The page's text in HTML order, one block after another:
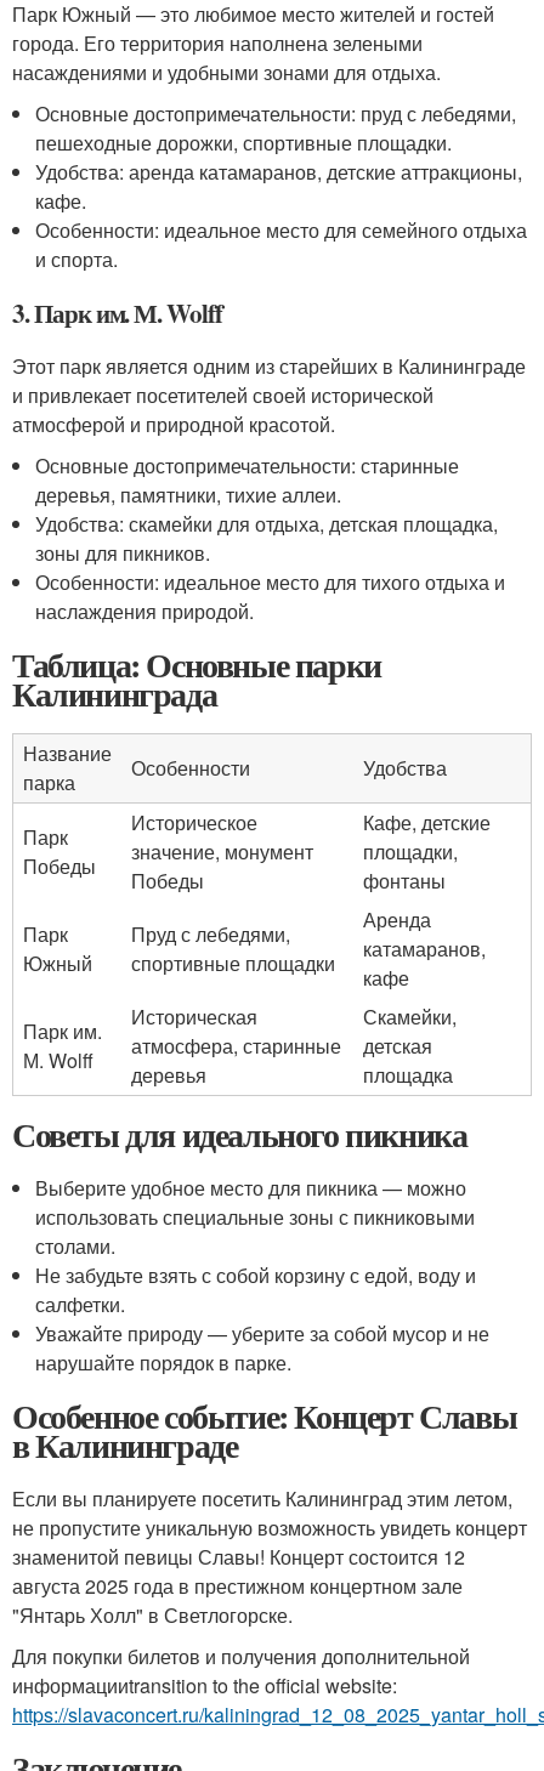
Парк Южный — это любимое место жителей и гостей
города. Его территория наполнена зелеными
насаждениями и удобными зонами для отдыха.
Основные достопримечательности: пруд с лебедями,
пешеходные дорожки, спортивные площадки.
Удобства: аренда катамаранов, детские аттракционы,
кафе.
Особенности: идеальное место для семейного отдыха
и спорта.
3. Парк им. М. Wolff
Этот парк является одним из старейших в Калининграде
и привлекает посетителей своей исторической
атмосферой и природной красотой.
Основные достопримечательности: старинные
деревья, памятники, тихие аллеи.
Удобства: скамейки для отдыха, детская площадка,
зоны для пикников.
Особенности: идеальное место для тихого отдыха и
наслаждения природой.
Таблица: Основные парки
Калининграда
Название
парка
Особенности Удобства
Парк
Победы
Историческое
значение, монумент
Победы
Кафе, детские
площадки,
фонтаны
Парк
Южный
Пруд с лебедями,
спортивные площадки
Аренда
катамаранов,
кафе
Парк им.
М. Wolff
Историческая
атмосфера, старинные
деревья
Скамейки,
детская
площадка
Советы для идеального пикника
Выберите удобное место для пикника — можно
использовать специальные зоны с пикниковыми
столами.
Не забудьте взять с собой корзину с едой, воду и
салфетки.
Уважайте природу — уберите за собой мусор и не
нарушайте порядок в парке.
Особенное событие: Концерт Славы
в Калининграде
Если вы планируете посетить Калининград этим летом,
не пропустите уникальную возможность увидеть концерт
знаменитой певицы Славы! Концерт состоится 12
августа 2025 года в престижном концертном зале
"Янтарь Холл" в Светлогорске.
Для покупки билетов и получения дополнительной
информацииtransition to the official website:
https://slavaconcert.ru/